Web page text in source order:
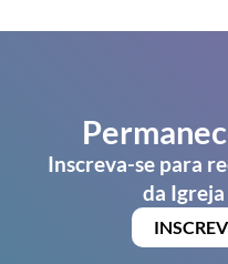
Inscreva-se para
da